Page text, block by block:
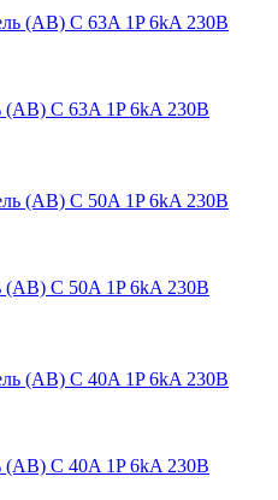
(АВ) C 63A 1P 6kA 230В
(АВ) C 50A 1P 6kA 230В
(АВ) C 40A 1P 6kA 230В